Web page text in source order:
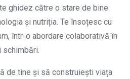
ghidez către o stare de bine
și nutriția. Te însoțesc cu
într-o abordare colaborativă în
schimbări.
de tine și să construiești viața